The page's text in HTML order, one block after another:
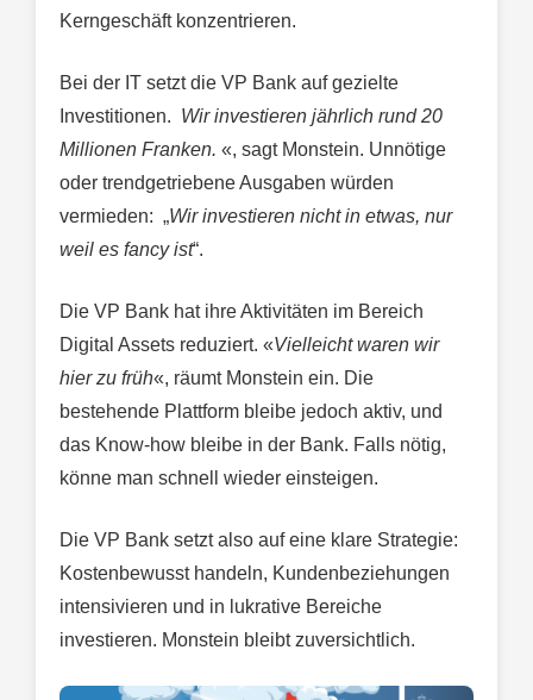
Kerngeschäft konzentrieren.
Bei der IT setzt die VP Bank auf gezielte
Investitionen. Wir investieren jährlich rund 20
Millionen Franken. «, sagt Monstein. Unnötige
oder trendgetriebene Ausgaben würden
vermieden: „Wir investieren nicht in etwas, nur
weil es fancy ist“.
Die VP Bank hat ihre Aktivitäten im Bereich
Digital Assets reduziert. «Vielleicht waren wir
hier zu früh«, räumt Monstein ein. Die
bestehende Plattform bleibe jedoch aktiv, und
das Know-how bleibe in der Bank. Falls nötig,
könne man schnell wieder einsteigen.
Die VP Bank setzt also auf eine klare Strategie:
Kostenbewusst handeln, Kundenbeziehungen
intensivieren und in lukrative Bereiche
investieren. Monstein bleibt zuversichtlich.